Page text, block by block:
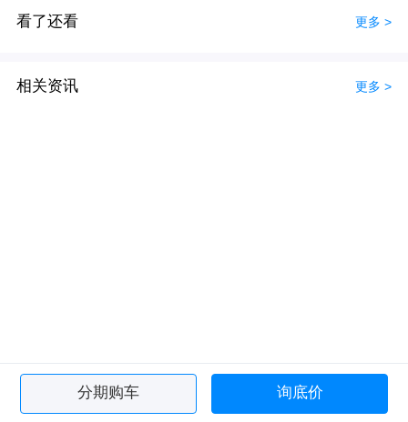
看了还看 更多 >
相关资讯 更多 >
分期购车 询底价